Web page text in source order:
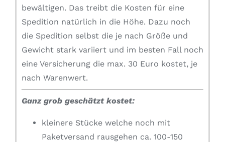
bewältigen. Das treibt die Kosten für eine
Spedition natürlich in die Höhe. Dazu noch
die Spedition selbst die je nach Größe und
Gewicht stark variiert und im besten Fall noch
eine Versicherung die max. 30 Euro kostet, je
nach Warenwert.
Ganz grob geschätzt kostet:
kleinere Stücke welche noch mit
Paketversand rausgehen ca. 100-150